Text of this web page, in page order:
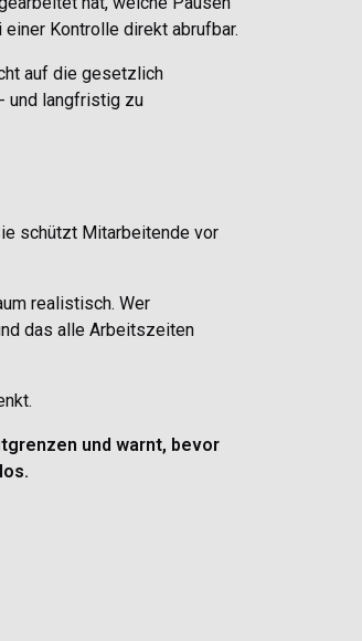
Kontrolle direkt abrufbar.
auf die gesetzlich
und langfristig zu
schützt Mitarbeitende vor
realistisch. Wer
das alle Arbeitszeiten
und warnt, bevor